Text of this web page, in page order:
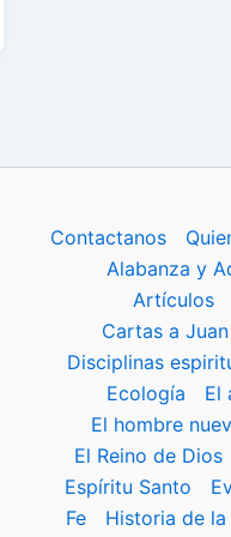
Contactanos
Alabanza y
Artículos
Cartas a
Disciplinas
Ecología
El
El hombre
El Reino de Dios
Espíritu Santo
Fe
Historia de la